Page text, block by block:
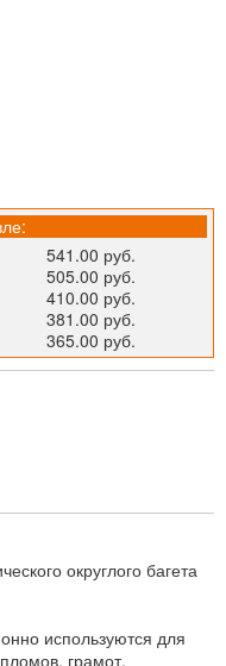
541.00 руб.
505.00 руб.
410.00 руб.
381.00 руб.
365.00 руб.
округлого багета
используются для
грамот,